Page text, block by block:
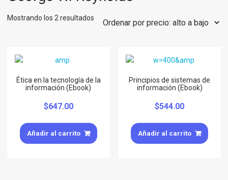
Mostrando los 2 resultados
Ética en la tecnología de la
información (Ebook)
$647.00
Añadir al carrito
Principios de sistemas de
información (Ebook)
$544.00
Añadir al carrito